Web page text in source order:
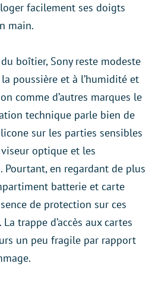
facilement ses doigts
main.
boîtier, Sony reste modeste
poussière et à l’humidité et
comme d’autres marques le
technique parle bien de
sur les parties sensibles
optique et les
Pourtant, en regardant de plus
batterie et carte
de protection sur ces
trappe d’accès aux cartes
un peu fragile par rapport